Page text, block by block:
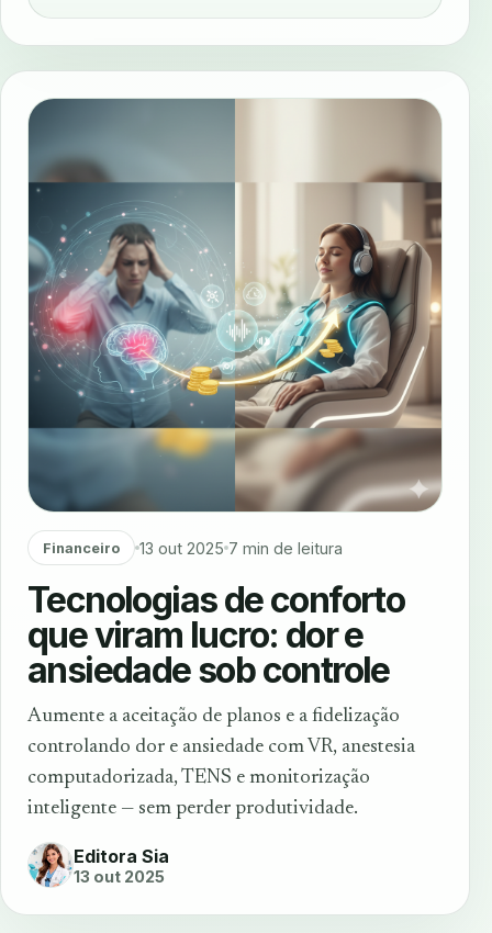
Financeiro 13 out 2025 7 min de leitura
Tecnologias de conforto
que viram lucro: dor e
ansiedade sob controle
Aumente a aceitação de planos e a fidelização
controlando dor e ansiedade com VR, anestesia
computadorizada, TENS e monitorização
inteligente — sem perder produtividade.
Editora Sia
13 out 2025